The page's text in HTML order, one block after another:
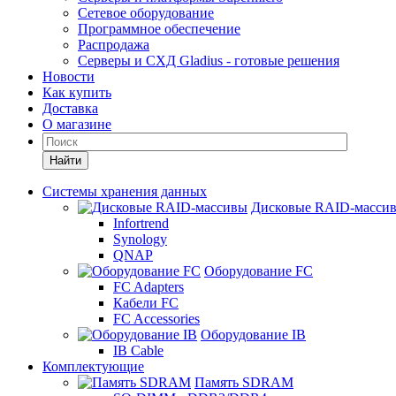
Сетевое оборудование
Программное обеспечение
Распродажа
Серверы и СХД Gladius - готовые решения
Новости
Как купить
Доставка
О магазине
Найти
Системы хранения данных
Дисковые RAID-
Infortrend
Synology
QNAP
Оборудование FC
FC Adapters
Кабели FC
FC Accessories
Оборудование IB
IB Cable
Комплектующие
Память SDRAM